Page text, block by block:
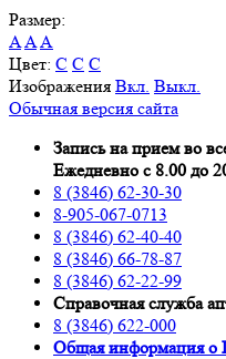
Размер:
AAA
Цвет: C C C
Изображения Вкл. Выкл.
Обычная версия сайта
Запись на прием во
Ежедневно с 8.00 до
8 (3846) 62-30-30
8-905-067-0713
8 (3846) 62-40-40
8 (3846) 66-78-87
8 (3846) 62-22-99
Справочная служба
8 (3846) 622-000
Oбщая информация